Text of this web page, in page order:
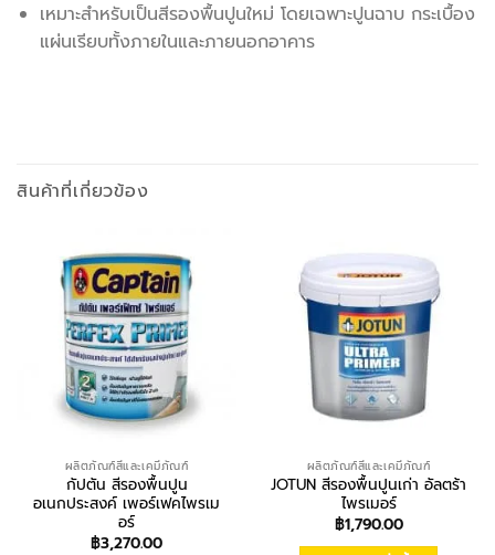
เหมาะสําหรับเป็นสีรองพื้นปูนใหม่ โดยเฉพาะปูนฉาบ กระเบื้อง
แผ่นเรียบทั้งภายในและภายนอกอาคาร
สินค้าที่เกี่ยวข้อง
ผลิตภัณฑ์สีและเคมีภัณฑ์
กัปตัน สีรองพื้นปูน
อเนกประสงค์ เพอร์เฟคไพรเม
อร์
฿3,270.00
ผลิตภัณฑ์สีและเคมีภัณฑ์
JOTUN สีรองพื้นปูนเก่า อัลตร้า
ไพรเมอร์
฿1,790.00